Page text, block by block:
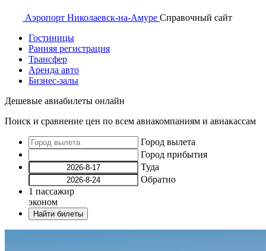
Аэропорт Николаевск-на-Амуре Справочный сайт
Гостиницы
Ранняя регистрация
Трансфер
Аренда авто
Бизнес-залы
Дешевые авиабилеты онлайн
Поиск и сравнение цен по всем авиакомпаниям и авиакассам
Город вылета
Город прибытия
Туда
Обратно
1 пассажир
эконом
Найти билеты